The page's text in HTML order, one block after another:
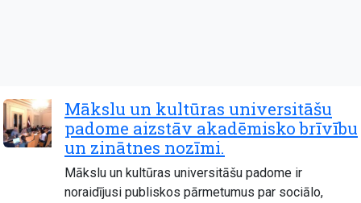
Mākslu un kultūras universitāšu
padome aizstāv akadēmisko brīvību
un zinātnes nozīmi.
Mākslu un kultūras universitāšu padome ir
noraidījusi publiskos pārmetumus par sociālo,